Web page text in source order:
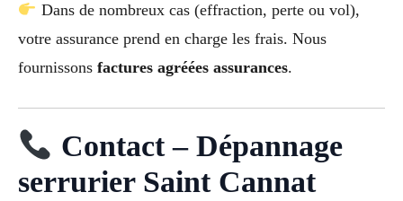
Dans de nombreux cas (effraction, perte ou vol),
votre assurance prend en charge les frais. Nous
fournissons factures agréées assurances.
Contact – Dépannage
serrurier Saint Cannat